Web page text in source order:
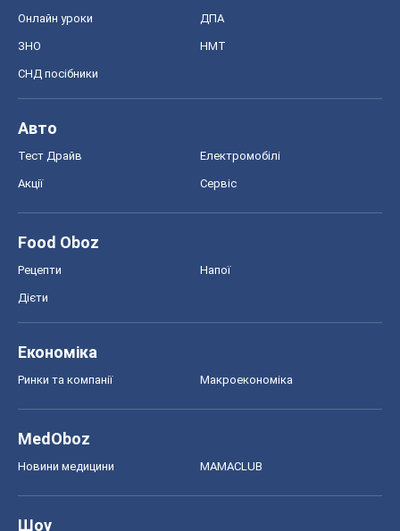
Онлайн уроки ДПА
ЗНО НМТ
СНД посібники
Авто
Тест Драйв Електромобілі
Акції Сервіс
Food Oboz
Рецепти Напої
Дієти
Економіка
Ринки та компанії Макроекономіка
MedOboz
Новини медицини MAMACLUB
Шоу